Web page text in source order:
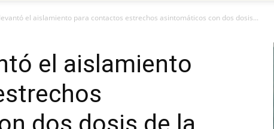
el aislamiento para contactos estrechos asintomáticos con dos dosis...
el aislamiento